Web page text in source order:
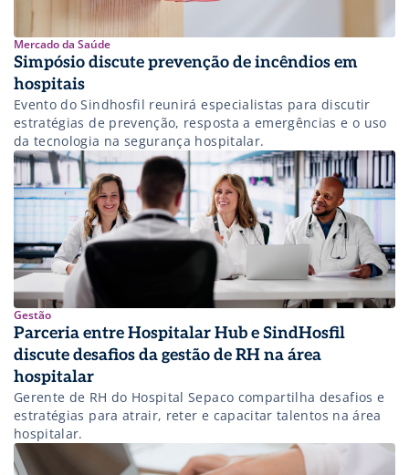
Mercado da Saúde
Simpósio discute prevenção de incêndios em
hospitais
Evento do Sindhosfil reunirá especialistas para discutir
estratégias de prevenção, resposta a emergências e o uso
da tecnologia na segurança hospitalar.
Gestão
Parceria entre Hospitalar Hub e SindHosfil
discute desafios da gestão de RH na área
hospitalar
Gerente de RH do Hospital Sepaco compartilha desafios e
estratégias para atrair, reter e capacitar talentos na área
hospitalar.